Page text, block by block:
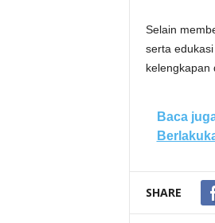
Selain
serta
kelengkapan
Baca
SHARE